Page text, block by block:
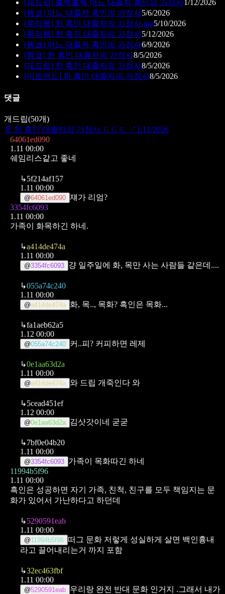
[개드립] 훌쩍훌쩍 어느 대졸자 흑인의 가정사1/12/2026
[펨코] 어느 대졸자 흑인의 가정사5/6/2026
[루리웹] 한 흑인 대졸자의 가정사.jpg5/10/2026
[루리웹] 한 흑인 대졸자의 가정사5/12/2026
[펨코] 어느 대졸자 흑인의 가정사6/9/2026
[펨코] 한 흑인 대졸자의 가정사8/5/2026
[개드립] 한 흑인 대졸자의 가정사8/5/2026
[이토랜드] 한 흑인 대졸자의 가정사8/5/2026
댓글
개드립(50개)
📄 한 흑인 대졸자의 가정사 ㄷㄷㄷ ↗ 1/11/2026
64061ed090
1.11 00:00
쉐임리스같고 좋네
↳5f214af157
1.11 00:00
@64061ed090 쟤가 리엄?
3354fc6093
1.11 00:00
가족이 화목하긴 하네.
↳a414de474a
1.11 00:00
@3354fc6093 걍 일주일에 화, 목만 사는 사람들 같은데....
↳055a74c240
1.11 00:00
@a414de474a 화, 목.., 목화? 흑인은 목화...
↳fa1aeb62a5
1.12 00:00
@055a74c240 커..피? 커피하면 레제
↳0e1aa63d2a
1.11 00:00
@a414de474a 와 드립 개죽인다 와
↳5cead451ef
1.12 00:00
@0e1aa63d2a 김삿갓이네 굳굳
↳7bf0e04b20
1.11 00:00
@3354fc6093 가족이 목화따긴 하네
11994b5f96
1.11 00:00
흑인은 성공하면 자기 가족, 친척, 친구를 모두 책임지는 문
화가 있어서 가난하다고 하던데
↳5290591eab
1.11 00:00
@11994b5f96 떠그 문화 저렇게 성실하게 살면 백인흉내
라고 끌어내리는거 까지 포함
↳32ec463fbf
1.11 00:00
@5290591eab 우리랑 완전 반대 문화 인거지 .그래서 내가